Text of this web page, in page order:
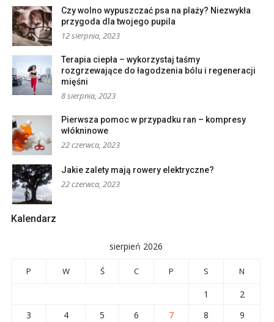
Czy wolno wypuszczać psa na plaży? Niezwykła
przygoda dla twojego pupila
12 sierpnia, 2023
Terapia ciepła – wykorzystaj taśmy
rozgrzewające do łagodzenia bólu i regeneracji
mięśni
8 sierpnia, 2023
Pierwsza pomoc w przypadku ran – kompresy
włókninowe
22 czerwca, 2023
Jakie zalety mają rowery elektryczne?
22 czerwca, 2023
Kalendarz
sierpień 2026
P W Ś C P S N
1
2
3
4 5 6 7 8
9